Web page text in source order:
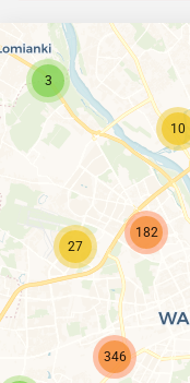
182
346
27
10
3